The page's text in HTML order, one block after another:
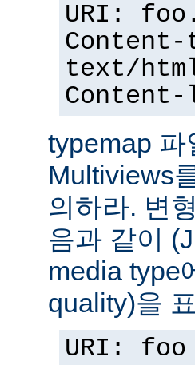
URI:
Content-
text/
typemap 파
Multiviews
의하라. 변
음과 같이
media type
quality)을
URI: foo